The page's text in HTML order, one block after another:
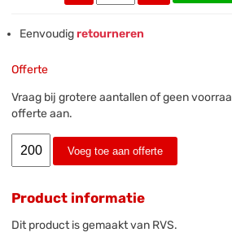
Eenvoudigretourneren
Offerte
Vraag bij grotere aantallen of geen
offerte aan.
Voeg toe aan offerte
Product informatie
Dit product is gemaakt van RVS.